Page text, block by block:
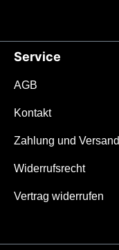
Service
AGB
Kontakt
Zahlung und Versand
Widerrufsrecht
Vertrag widerrufen